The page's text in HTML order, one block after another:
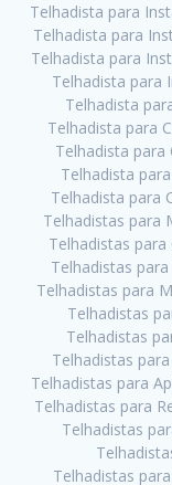
Telhadista para
Telhadista para
Telhadista para
Telhadista para
Telhadista
Telhadista para
Telhadista
Telhadista
Telhadista para
Telhadistas para
Telhadistas
Telhadistas
Telhadistas para
Telhadistas
Telhadistas
Telhadistas
Telhadistas para
Telhadistas para
Telhadistas
Telhadistas